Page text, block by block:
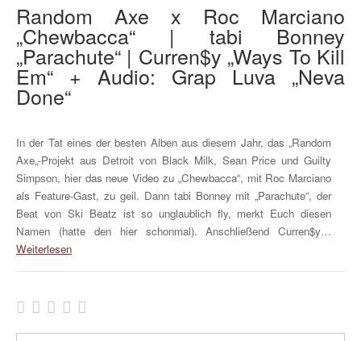
Random Axe x Roc Marciano
„Chewbacca“ | tabi Bonney
„Parachute“ | Curren$y „Ways To Kill
Em“ + Audio: Grap Luva „Neva
Done“
In der Tat eines der besten Alben aus diesem Jahr, das „Random
Axe„-Projekt aus Detroit von Black Milk, Sean Price und Guilty
Simpson, hier das neue Video zu „Chewbacca“, mit Roc Marciano
als Feature-Gast, zu geil. Dann tabi Bonney mit „Parachute“, der
Beat von Ski Beatz ist so unglaublich fly, merkt Euch diesen
Namen (hatte den hier schonmal). Anschließend Curren$y…
Weiterlesen